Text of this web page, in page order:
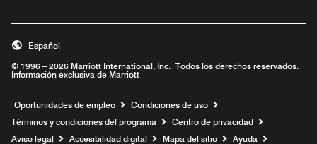
© 1996 – 2026 Marriott International, Inc. Todos los derechos reservados.
Información exclusiva de Marriott
Español
Oportunidades de empleo Abre una ventana nueva
Condiciones de uso
Términos y condiciones del programa
Centro de privacidad
Aviso legal
Accesibilidad digital Mapa del sitio Ayuda